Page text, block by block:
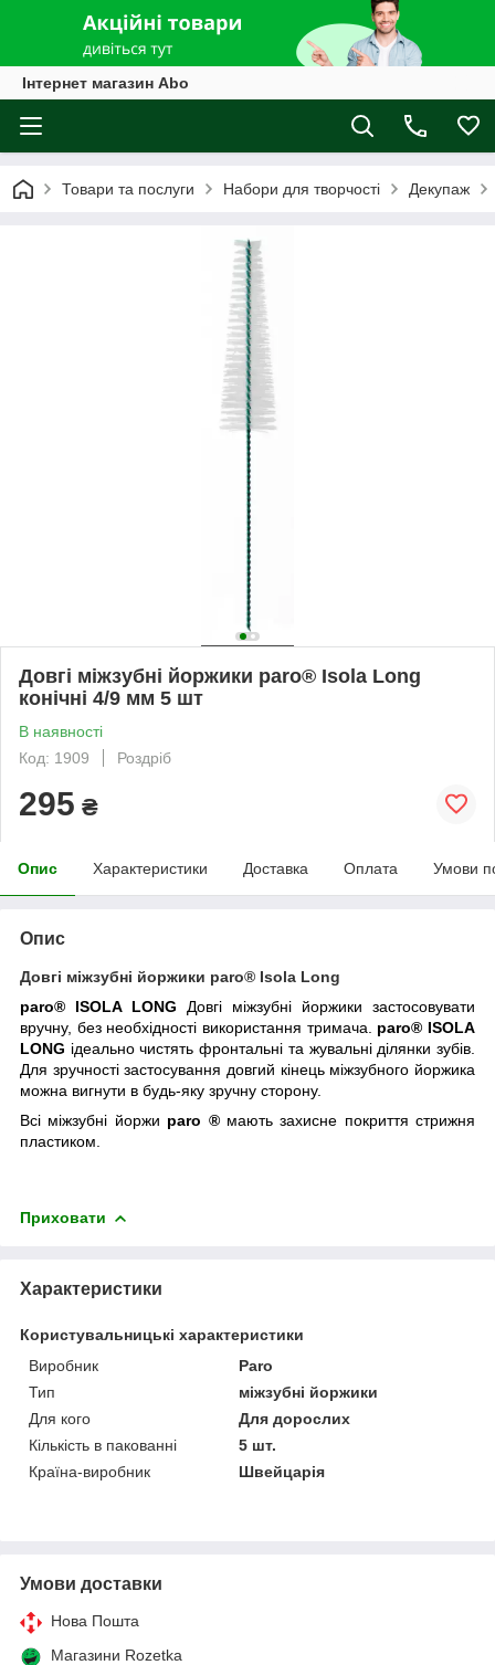
Інтернет магазин Abo
Товари та послуги Набори для творчості Декупаж
Довгі міжзубні йоржики paro® Isola Long
конічні 4/9 мм 5 шт
В наявності
Код: 1909
Роздріб
295 ₴
Опис Характеристики Доставка Оплата Умови
Опис
Довгі міжзубні йоржики paro® Isola Long
paro® ISOLA LONG Довгі міжзубні йоржики застосовувати
вручну, без необхідності використання тримача. paro® ISOLA
LONG ідеально чистять фронтальні та жувальні ділянки зубів.
Для зручності застосування довгий кінець міжзубного йоржика
можна вигнути в будь-яку зручну сторону.
Всі міжзубні йоржи paro ® мають захисне покриття стрижня
пластиком.
Приховати
Характеристики
Користувальницькі характеристики
Виробник
Paro
Тип
міжзубні йоржики
Для кого
Для дорослих
Кількість в пакованні
5 шт.
Країна-виробник
Швейцарія
Умови доставки
Нова Пошта
Магазини Rozetka